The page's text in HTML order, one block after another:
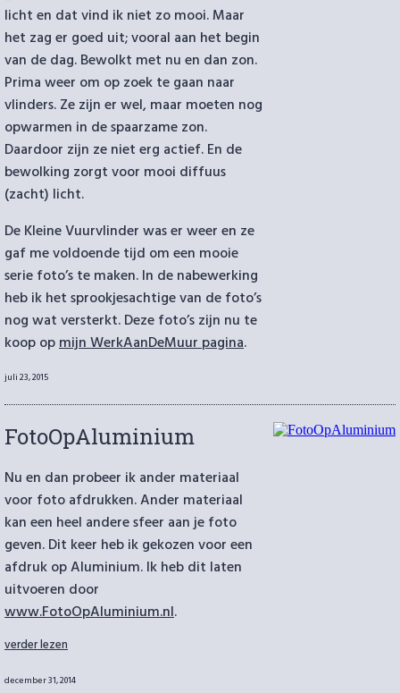
licht en dat vind ik niet zo mooi. Maar
het zag er goed uit; vooral aan het begin
van de dag. Bewolkt met nu en dan zon.
Prima weer om op zoek te gaan naar
vlinders. Ze zijn er wel, maar moeten nog
opwarmen in de spaarzame zon.
Daardoor zijn ze niet erg actief. En de
bewolking zorgt voor mooi diffuus
(zacht) licht.
De Kleine Vuurvlinder was er weer en ze
gaf me voldoende tijd om een mooie
serie foto’s te maken. In de nabewerking
heb ik het sprookjesachtige van de foto’s
nog wat versterkt. Deze foto’s zijn nu te
koop opmijn WerkAanDeMuur pagina.
Geplaatst
juli 23, 2015
FotoOpAluminium
Nu en dan probeer ik ander materiaal
voor foto afdrukken. Ander materiaal
kan een heel andere sfeer aan je foto
geven. Dit keer heb ik gekozen voor een
afdruk op Aluminium. Ik heb dit laten
uitvoeren door
www.FotoOpAluminium.nl.
“FotoOpAluminium”
verder lezen
Geplaatst
december 31, 2014